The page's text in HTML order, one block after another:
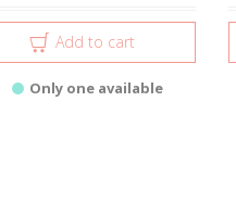
Add to cart
Only one available